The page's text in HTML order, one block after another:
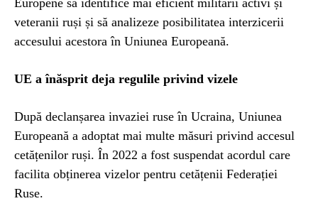
Europene să identifice mai eficient militarii activi și
veteranii ruși și să analizeze posibilitatea interzicerii
accesului acestora în Uniunea Europeană.
UE a înăsprit deja regulile privind vizele
După declanșarea invaziei ruse în Ucraina, Uniunea
Europeană a adoptat mai multe măsuri privind accesul
cetățenilor ruși. În 2022 a fost suspendat acordul care
facilita obținerea vizelor pentru cetățenii Federației
Ruse.